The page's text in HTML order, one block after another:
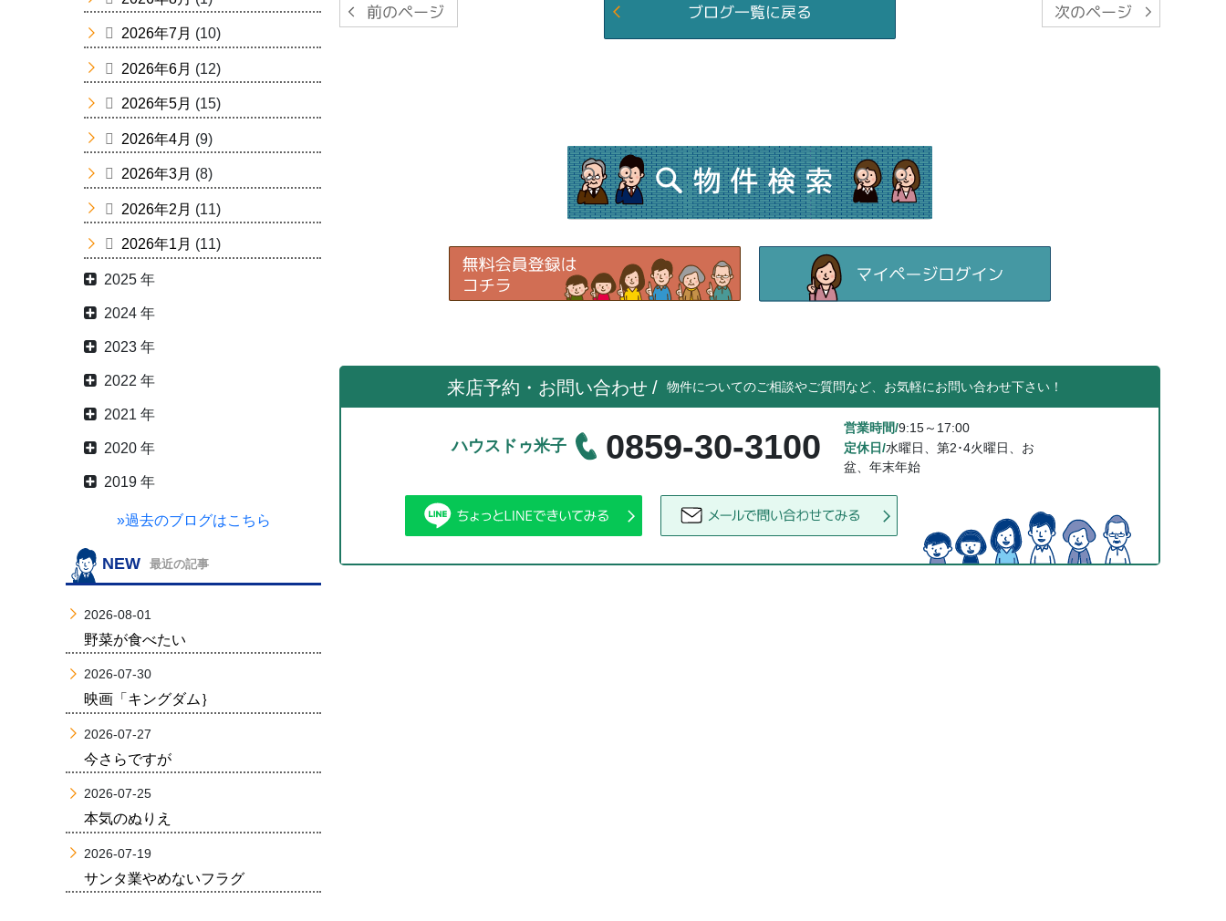
来店予約・お問い合わせ / 物件についてのご相談やご質問など、お気軽にお問い合わせ下さい！
ハウスドゥ米子 0859-30-3100 営業時間/9:15～17:00
定休日/水曜日、第2･4火曜日、お
盆、年末年始
2026年7月 (10)
2026年6月 (12)
2026年5月 (15)
2026年4月 (9)
2026年3月 (8)
2026年2月 (11)
2026年1月 (11)
2025 年
2024 年
2023 年
2022 年
2021 年
2020 年
2019 年
»過去のブログはこちら
NEW 最近の記事
2026-08-01
野菜が食べたい
2026-07-30
映画「キングダム｝
2026-07-27
今さらですが
2026-07-25
本気のぬりえ
2026-07-19
サンタ業やめないフラグ